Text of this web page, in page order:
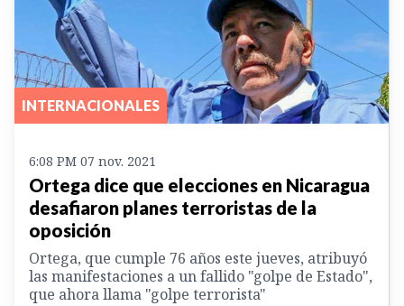
INTERNACIONALES
6:08 PM 07 nov. 2021
Ortega dice que elecciones en Nicaragua
desafiaron planes terroristas de la
oposición
Ortega, que cumple 76 años este jueves, atribuyó
las manifestaciones a un fallido "golpe de Estado",
que ahora llama "golpe terrorista"